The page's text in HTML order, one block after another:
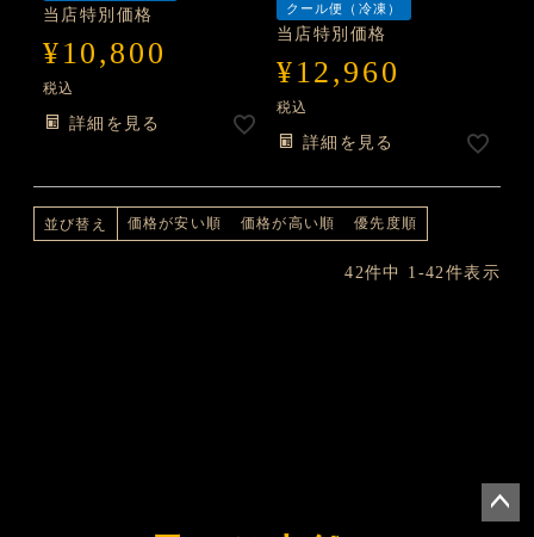
当店特別価格
¥10,800
税込
詳細を見る
クール便（冷凍）
当店特別価格
¥12,960
税込
詳細を見る
並び替え 価格が安い順 価格が高い順 優先度順
42件中 1 -42件表示